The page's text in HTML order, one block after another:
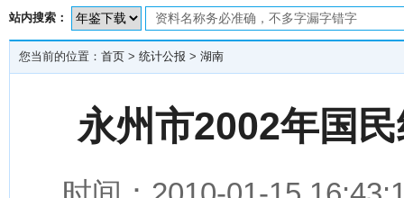
站内搜索：
您当前的位置： 首页 > 统计公报 > 湖南
永州市2002年国